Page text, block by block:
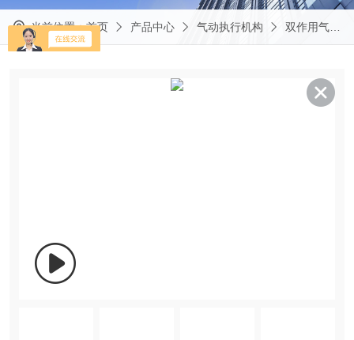
当前位置：首页 产品中心 气动执行机构 双作用气动执行器